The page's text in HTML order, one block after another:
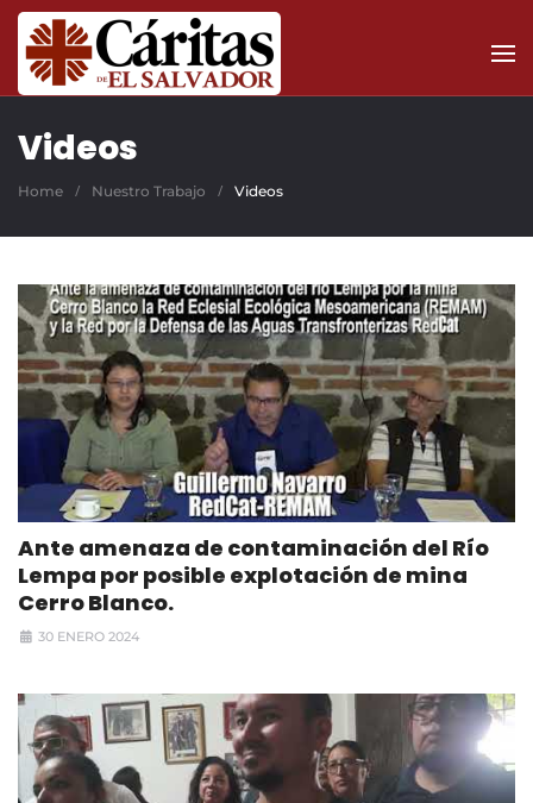
Skip to main content
Videos
Home Nuestro Trabajo Videos
Ante amenaza de contaminación del Río
Lempa por posible explotación de mina
Cerro Blanco.
30 ENERO 2024